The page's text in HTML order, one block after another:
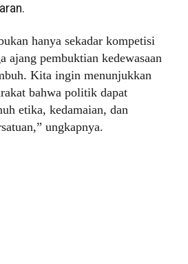
hanya sekadar kompetisi
ajang pembuktian kedewasaan
Kita ingin menunjukkan
bahwa politik dapat
etika, kedamaian, dan
ungkapnya.